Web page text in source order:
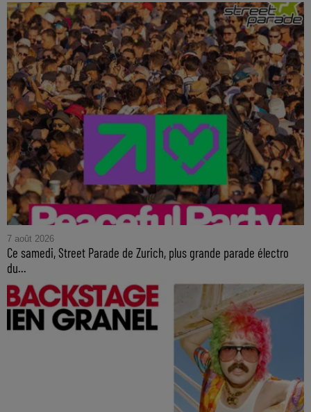
7 août 2026
Ce samedi, Street Parade de Zurich, plus grande parade électro
du...